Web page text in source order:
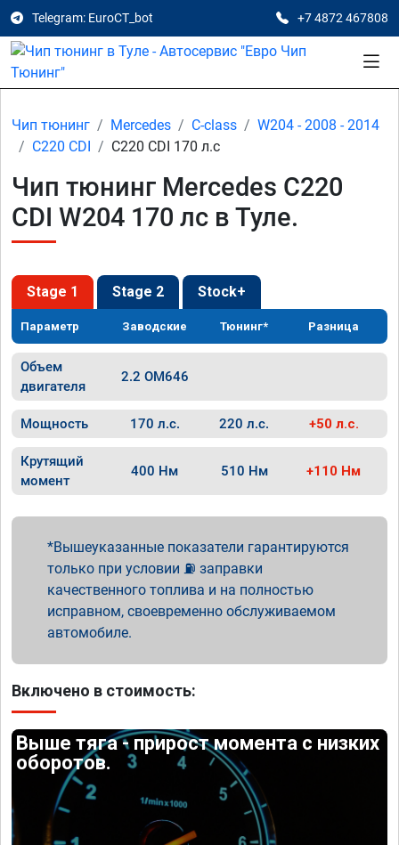
Telegram: EuroCT_bot +7 4872 467808
Чип тюнинг Mercedes C-class
W204 - 2008 - 2014
C220 CDI
C220 CDI 170 л.с
Чип тюнинг Mercedes C220
CDI W204 170 лс в Туле.
Stage 1 Stage 2 Stock+
Параметр Заводские Тюнинг* Разница
Объем
двигателя
2.2 OM646
Мощность 170 л.с. 220 л.с. +50 л.с.
Крутящий
момент
400 Нм 510 Нм +110 Нм
Вышеуказанные показатели гарантируются
только при условии ⛽ заправки
качественного топлива и на полностью
исправном, своевременно обслуживаемом
автомобиле.
Включено в стоимость:
Выше тяга - прирост момента с низких
оборотов.